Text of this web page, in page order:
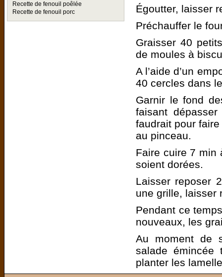
Recette de fenouil poêlée
Recette de fenouil porc
Égoutter, laisser
Préchauffer le
Graisser 40
de moules à
A l’aide d’un
40 cercles dans
Garnir le fond
faisant
faudrait pour
au pinceau.
Faire cuire 7 min
soient dorées.
Laisser reposer
une grille, laisser
Pendant ce
nouveaux, les
Au moment de
salade émincée
planter les